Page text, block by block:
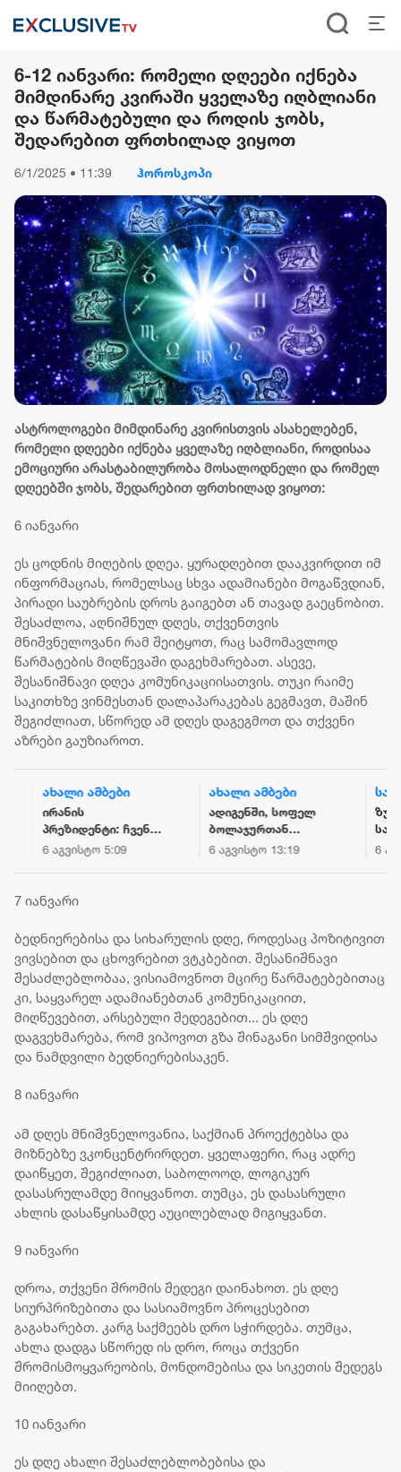
6-12 იანვარი: რომელი დღეები იქნება
მიმდინარე კვირაში ყველაზე იღბლიანი
და წარმატებული და როდის ჯობს,
შედარებით ფრთხილად ვიყოთ
6/1/2025 • 11:39 ჰოროსკოპი
ასტროლოგები მიმდინარე კვირისთვის ასახელებენ,
რომელი დღეები იქნება ყველაზე იღბლიანი, როდისაა
ემოციური არასტაბილურობა მოსალოდნელი და რომელ
დღეებში ჯობს, შედარებით ფრთხილად ვიყოთ:
6 იანვარი
ეს ცოდნის მიღების დღეა. ყურადღებით დააკვირდით იმ
ინფორმაციას, რომელსაც სხვა ადამიანები მოგაწვდიან,
პირადი საუბრების დროს გაიგებთ ან თავად გაეცნობით.
შესაძლოა, აღნიშნულ დღეს, თქვენთვის
მნიშვნელოვანი რამ შეიტყოთ, რაც სამომავლოდ
წარმატების მიღწევაში დაგეხმარებათ. ასევე,
შესანიშნავი დღეა კომუნიკაციისათვის. თუკი რაიმე
საკითხზე ვინმესთან დალაპარაკებას გეგმავთ, მაშინ
შეგიძლიათ, სწორედ ამ დღეს დაგეგმოთ და თქვენი
აზრები გაუზიაროთ.
ახალი ამბები
ირანის
პრეზიდენტი: ჩვენ
წინაშე არსებული
შემდეგ ყველაზე
ზეწოლა
მიმართულია
იმისკენ, რომ
ხალხს
პროტესტისკენ
უბიძგონ
6 აგვისტო 5:09
ახალი ამბები
ადიგენში, სოფელ
ბოლაჯურთან
მომხდარ
6 აგვისტო 13:19
ზურაბ
6
7 იანვარი
ბედნიერებისა და სიხარულის დღე, როდესაც პოზიტივით
ვივსებით და ცხოვრებით ვტკბებით. შესანიშნავი
შესაძლებლობაა, ვისიამოვნოთ მცირე წარმატებებითაც
კი, საყვარელ ადამიანებთან კომუნიკაციით,
მიღწევებით, არსებული შედეგებით... ეს დღე
დაგვეხმარება, რომ ვიპოვოთ გზა შინაგანი სიმშვიდისა
და ნამდვილი ბედნიერებისაკენ.
8 იანვარი
ამ დღეს მნიშვნელოვანია, საქმიან პროექტებსა და
მიზნებზე ვკონცენტრირდეთ. ყველაფერი, რაც ადრე
დაიწყეთ, შეგიძლიათ, საბოლოოდ, ლოგიკურ
დასასრულამდე მიიყვანოთ. თუმცა, ეს დასასრული
ახლის დასაწყისამდე აუცილებლად მიგიყვანთ.
9 იანვარი
დროა, თქვენი შრომის შედეგი დაინახოთ. ეს დღე
სიურპრიზებითა და სასიამოვნო პროცესებით
გაგახარებთ. კარგ საქმეებს დრო სჭირდება. თუმცა,
ახლა დადგა სწორედ ის დრო, როცა თქვენი
შრომისმოყვარეობის, მონდომებისა და სიკეთის შედეგს
მიიღებთ.
10 იანვარი
ეს დღე ახალი შესაძლებლობებისა და